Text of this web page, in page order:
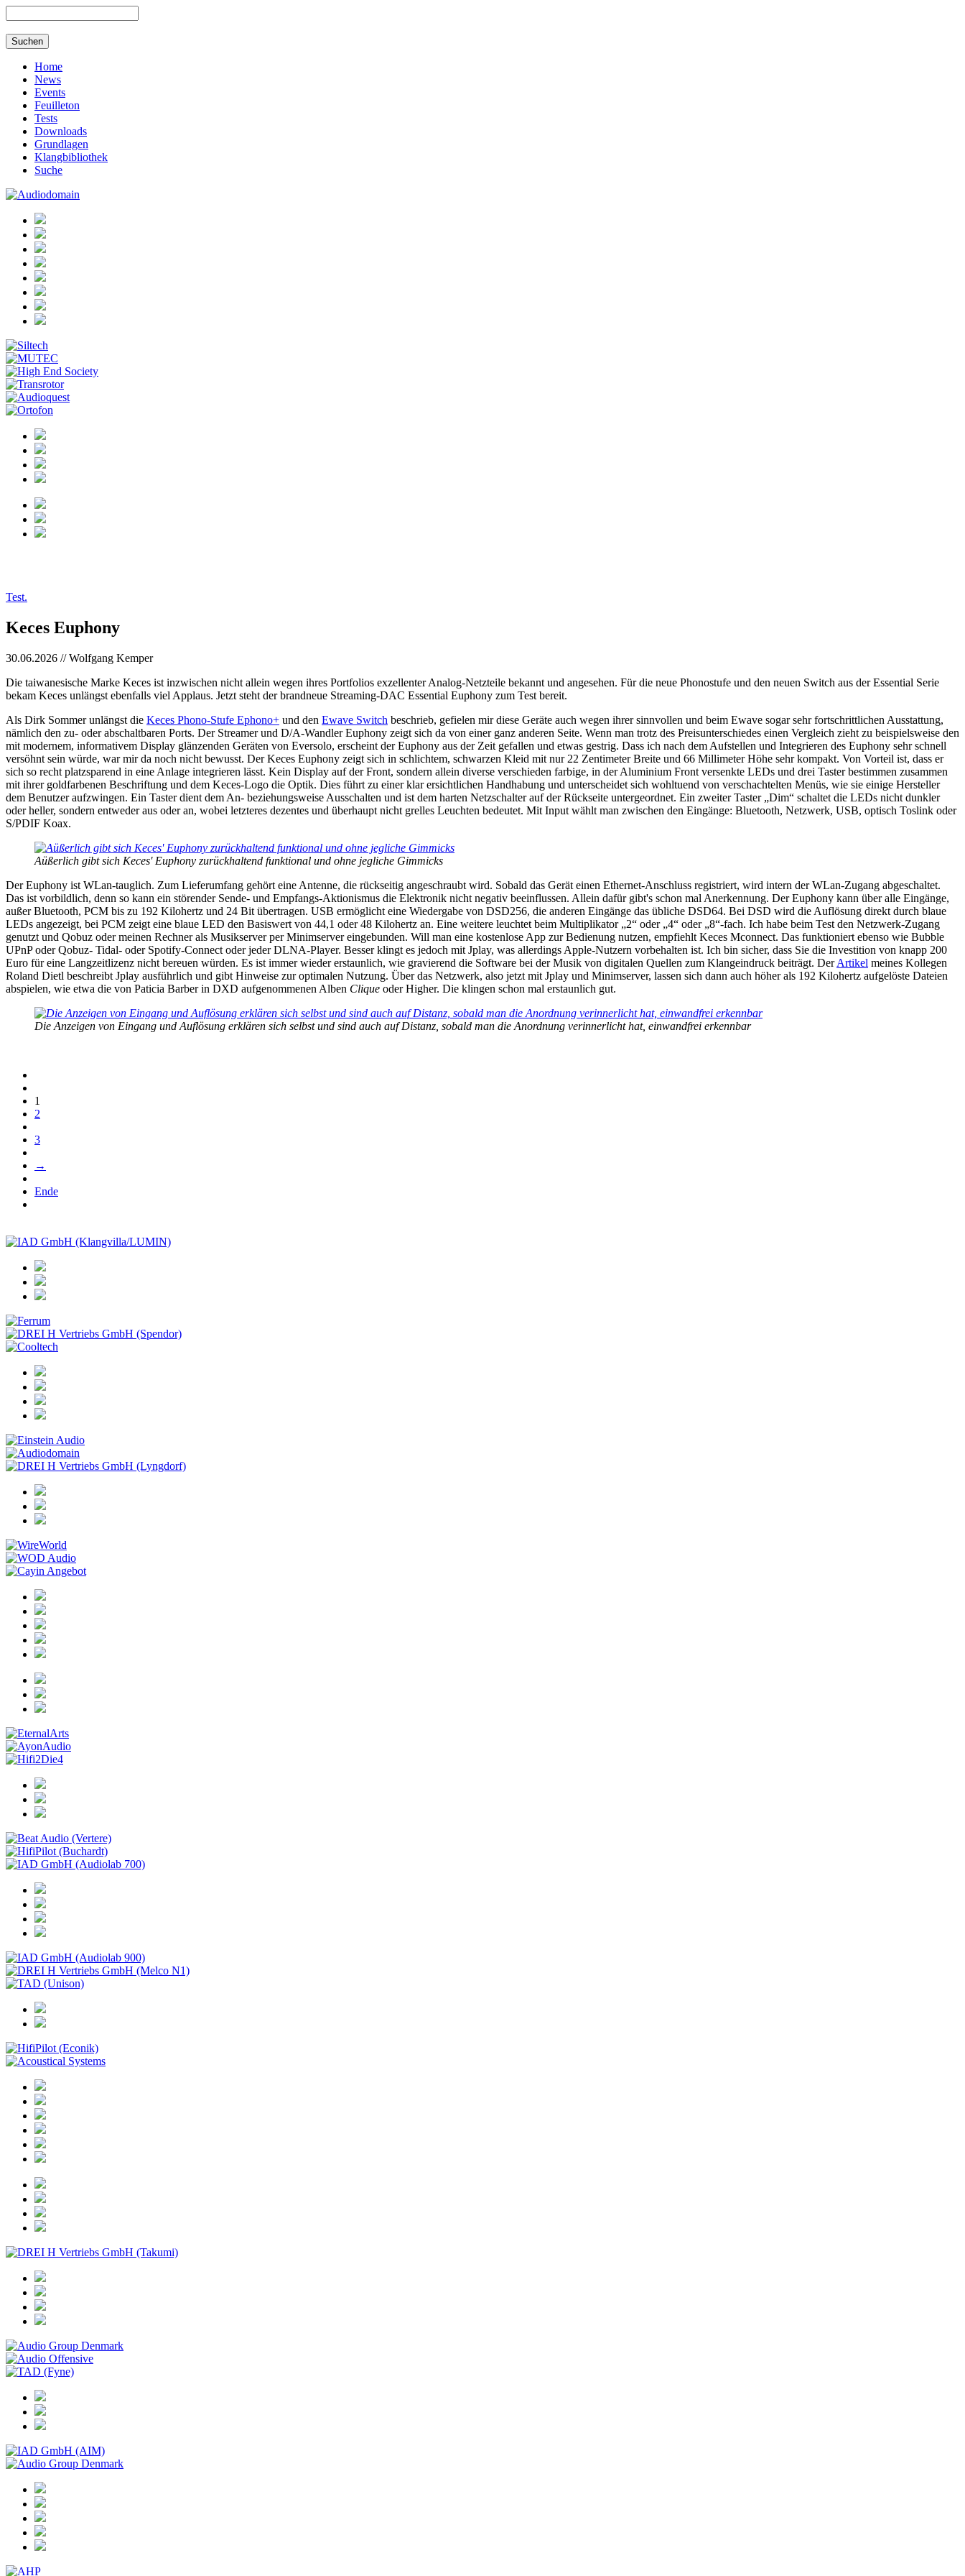
Home
News
Events
Feuilleton
Tests
Downloads
Grundlagen
Klangbibliothek
Suche
Test.
Keces Euphony
30.06.2026 // Wolfgang Kemper
Die taiwanesische Marke Keces ist inzwischen nicht allein wegen ihres Portfolios exzellenter Analog-Netzteile bekannt und angesehen. Für die neue Phonostufe und den neuen Switch aus der Essential Serie
bekam Keces unlängst ebenfalls viel Applaus. Jetzt steht der brandneue Streaming-DAC Essential Euphony zum Test bereit.
Als Dirk Sommer unlängst die Keces Phono-Stufe Ephono+ und den Ewave Switch beschrieb, gefielen mir diese Geräte auch wegen ihrer sinnvollen und beim Ewave sogar sehr fortschrittlichen Ausstattung,
nämlich den zu- oder abschaltbaren Ports. Der Streamer und D/A-Wandler Euphony zeigt sich da von einer ganz anderen Seite. Wenn man trotz des Preisunterschiedes einen Vergleich zieht zu beispielsweise den
mit modernem, informativem Display glänzenden Geräten von Eversolo, erscheint der Euphony aus der Zeit gefallen und etwas gestrig. Dass ich nach dem Aufstellen und Integrieren des Euphony sehr schnell
versöhnt sein würde, war mir da noch nicht bewusst. Der Keces Euphony zeigt sich in schlichtem, schwarzen Kleid mit nur 22 Zentimeter Breite und 66 Millimeter Höhe sehr kompakt. Von Vorteil ist, dass er
sich so recht platzsparend in eine Anlage integrieren lässt. Kein Display auf der Front, sondern allein diverse verschieden farbige, in der Aluminium Front versenkte LEDs und drei Taster bestimmen zusammen
mit ihrer goldfarbenen Beschriftung und dem Keces-Logo die Optik. Dies führt zu einer klar ersichtlichen Handhabung und unterscheidet sich wohltuend von verschachtelten Menüs, wie sie einige Hersteller
dem Benutzer aufzwingen. Ein Taster dient dem An- beziehungsweise Ausschalten und ist dem harten Netzschalter auf der Rückseite untergeordnet. Ein zweiter Taster „Dim“ schaltet die LEDs nicht dunkler
oder heller, sondern entweder aus oder an, wobei letzteres dezentes und überhaupt nicht grelles Leuchten bedeutet. Mit Input wählt man zwischen den Eingänge: Bluetooth, Netzwerk, USB, optisch Toslink oder
S/PDIF Koax.
Aüßerlich gibt sich Keces' Euphony zurückhaltend funktional und ohne jegliche Gimmicks
Der Euphony ist WLan-tauglich. Zum Lieferumfang gehört eine Antenne, die rückseitig angeschraubt wird. Sobald das Gerät einen Ethernet-Anschluss registriert, wird intern der WLan-Zugang abgeschaltet.
Das ist vorbildlich, denn so kann ein störender Sende- und Empfangs-Aktionismus die Elektronik nicht negativ beeinflussen. Allein dafür gibt's schon mal Anerkennung. Der Euphony kann über alle Eingänge,
außer Bluetooth, PCM bis zu 192 Kilohertz und 24 Bit übertragen. USB ermöglicht eine Wiedergabe von DSD256, die anderen Eingänge das übliche DSD64. Bei DSD wird die Auflösung direkt durch blaue
LEDs angezeigt, bei PCM zeigt eine blaue LED den Basiswert von 44,1 oder 48 Kilohertz an. Eine weitere leuchtet beim Multiplikator „2“ oder „4“ oder „8“-fach. Ich habe beim Test den Netzwerk-Zugang
genutzt und Qobuz oder meinen Rechner als Musikserver per Minimserver eingebunden. Will man eine kostenlose App zur Bedienung nutzen, empfiehlt Keces Mconnect. Das funktioniert ebenso wie Bubble
UPnP oder Qobuz- Tidal- oder Spotify-Connect oder jeder DLNA-Player. Besser klingt es jedoch mit Jplay, was allerdings Apple-Nutzern vorbehalten ist. Ich bin sicher, dass Sie die Investition von knapp 200
Euro für eine Langzeitlizenz nicht bereuen würden. Es ist immer wieder erstaunlich, wie gravierend die Software bei der Musik von digitalen Quellen zum Klangeindruck beiträgt. DerArtikel meines Kollegen
Roland Dietl beschreibt Jplay ausführlich und gibt Hinweise zur optimalen Nutzung. Über das Netzwerk, also jetzt mit Jplay und Minimserver, lassen sich dann auch höher als 192 Kilohertz aufgelöste Dateien
abspielen, wie etwa die von Paticia Barber in DXD aufgenommenen Alben Clique oder Higher. Die klingen schon mal erstaunlich gut.
Die Anzeigen von Eingang und Auflösung erklären sich selbst und sind auch auf Distanz, sobald man die Anordnung verinnerlicht hat, einwandfrei erkennbar
1
2
3
→
Ende